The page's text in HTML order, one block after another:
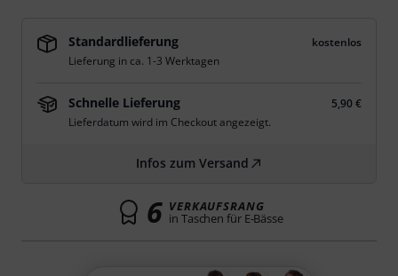
Standardlieferung
kostenlos
Lieferung in ca. 1-3 Werktagen
Schnelle Lieferung
5,90 €
Lieferdatum wird im Checkout angezeigt.
Infos zum Versand
6 VERKAUFSRANG
in Taschen für E-Bässe